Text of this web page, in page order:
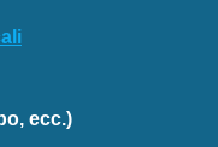
ecc.)